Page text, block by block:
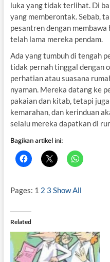
luka yang tidak terlihat. Di
yang memberontak. Sebab,
pesantren dengan
telah lama mereka pendam.
Ada yang tumbuh di tengah
tidak pernah tinggal dengan
perhatian atau suasana
nyaman. Mereka datang ke
pakaian dan kitab, tetapi
kemarahan, dan kerinduan
selalu mereka dapatkan di
Bagikan artikel ini:
Pages: 1 2 3 Show All
Related